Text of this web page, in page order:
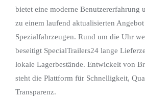
bietet eine moderne Benutzererfahrung
zu einem laufend aktualisierten
Spezialfahrzeugen. Rund um die Uhr
beseitigt SpecialTrailers24 lange
lokale Lagerbestände. Entwickelt von
steht die Plattform für Schnelligkeit,
Transparenz.